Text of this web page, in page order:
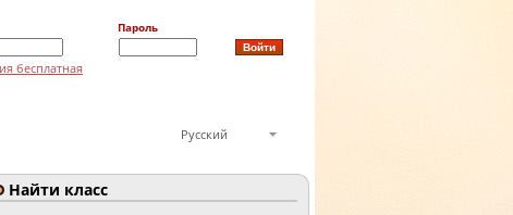
Пароль
бесплатная
Русский
Найти класс